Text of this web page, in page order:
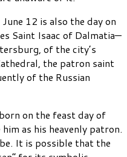
12 is also the day on
Saint Isaac of Dalmatia—
of the city’s
the patron saint
of the Russian
on the feast day of
as his heavenly patron.
It is possible that the